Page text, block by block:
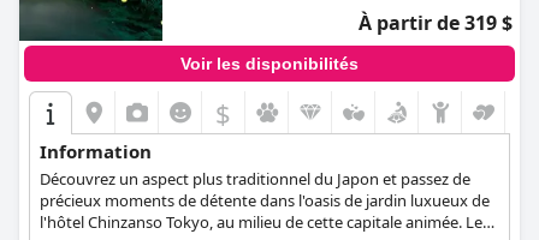
À partir de 319 $
Voir les disponibilités
$
Information
Découvrez un aspect plus traditionnel du Japon et passez de
précieux moments de détente dans l'oasis de jardin luxueux de
l'hôtel Chinzanso Tokyo, au milieu de cette capitale animée. Les